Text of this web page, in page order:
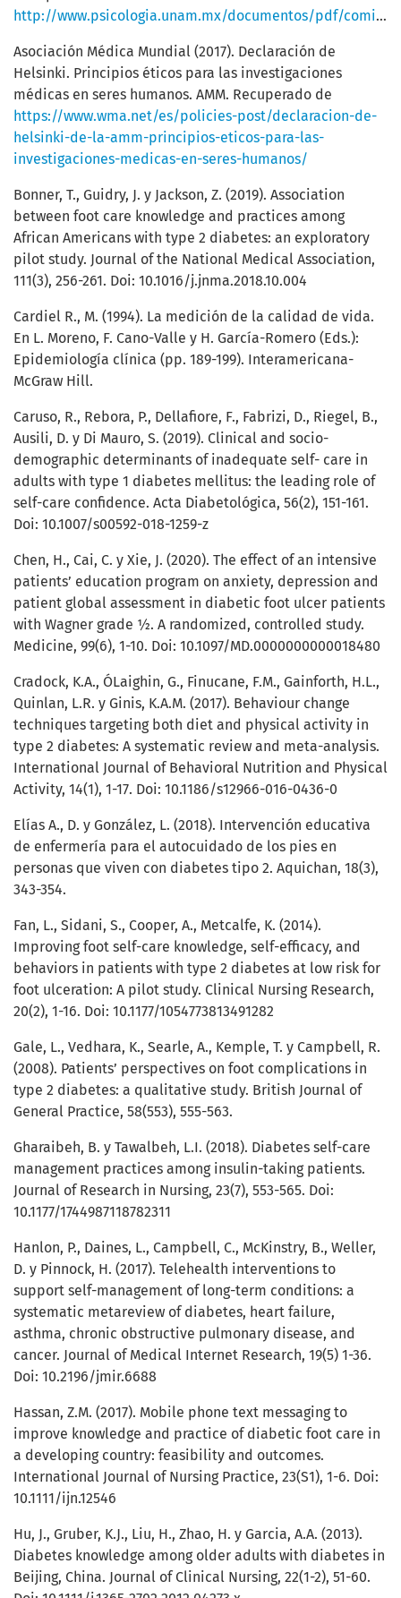
http://www.psicologia.unam.mx/documentos/pdf/comite_etica/Codigo_APA.pdf
Asociación Médica Mundial (2017). Declaración de
Helsinki. Principios éticos para las investigaciones
médicas en seres humanos. AMM. Recuperado de
https://www.wma.net/es/policies-post/declaracion-de-
helsinki-de-la-amm-principios-eticos-para-las-
investigaciones-medicas-en-seres-humanos/
Bonner, T., Guidry, J. y Jackson, Z. (2019). Association
between foot care knowledge and practices among
African Americans with type 2 diabetes: an exploratory
pilot study. Journal of the National Medical Association,
111(3), 256-261. Doi: 10.1016/j.jnma.2018.10.004
Cardiel R., M. (1994). La medición de la calidad de vida.
En L. Moreno, F. Cano-Valle y H. García-Romero (Eds.):
Epidemiología clínica (pp. 189-199). Interamericana-
McGraw Hill.
Caruso, R., Rebora, P., Dellafiore, F., Fabrizi, D., Riegel, B.,
Ausili, D. y Di Mauro, S. (2019). Clinical and socio-
demographic determinants of inadequate self- care in
adults with type 1 diabetes mellitus: the leading role of
self-care confidence. Acta Diabetológica, 56(2), 151-161.
Doi: 10.1007/s00592-018-1259-z
Chen, H., Cai, C. y Xie, J. (2020). The effect of an intensive
patients’ education program on anxiety, depression and
patient global assessment in diabetic foot ulcer patients
with Wagner grade ½. A randomized, controlled study.
Medicine, 99(6), 1-10. Doi: 10.1097/MD.0000000000018480
Cradock, K.A., ÓLaighin, G., Finucane, F.M., Gainforth, H.L.,
Quinlan, L.R. y Ginis, K.A.M. (2017). Behaviour change
techniques targeting both diet and physical activity in
type 2 diabetes: A systematic review and meta-analysis.
International Journal of Behavioral Nutrition and Physical
Activity, 14(1), 1-17. Doi: 10.1186/s12966-016-0436-0
Elías A., D. y González, L. (2018). Intervención educativa
de enfermería para el autocuidado de los pies en
personas que viven con diabetes tipo 2. Aquichan, 18(3),
343-354.
Fan, L., Sidani, S., Cooper, A., Metcalfe, K. (2014).
Improving foot self-care knowledge, self-efficacy, and
behaviors in patients with type 2 diabetes at low risk for
foot ulceration: A pilot study. Clinical Nursing Research,
20(2), 1-16. Doi: 10.1177/1054773813491282
Gale, L., Vedhara, K., Searle, A., Kemple, T. y Campbell, R.
(2008). Patients’ perspectives on foot complications in
type 2 diabetes: a qualitative study. British Journal of
General Practice, 58(553), 555-563.
Gharaibeh, B. y Tawalbeh, L.I. (2018). Diabetes self-care
management practices among insulin-taking patients.
Journal of Research in Nursing, 23(7), 553-565. Doi:
10.1177/1744987118782311
Hanlon, P., Daines, L., Campbell, C., McKinstry, B., Weller,
D. y Pinnock, H. (2017). Telehealth interventions to
support self-management of long-term conditions: a
systematic metareview of diabetes, heart failure,
asthma, chronic obstructive pulmonary disease, and
cancer. Journal of Medical Internet Research, 19(5) 1-36.
Doi: 10.2196/jmir.6688
Hassan, Z.M. (2017). Mobile phone text messaging to
improve knowledge and practice of diabetic foot care in
a developing country: feasibility and outcomes.
International Journal of Nursing Practice, 23(S1), 1-6. Doi:
10.1111/ijn.12546
Hu, J., Gruber, K.J., Liu, H., Zhao, H. y Garcia, A.A. (2013).
Diabetes knowledge among older adults with diabetes in
Beijing, China. Journal of Clinical Nursing, 22(1-2), 51-60.